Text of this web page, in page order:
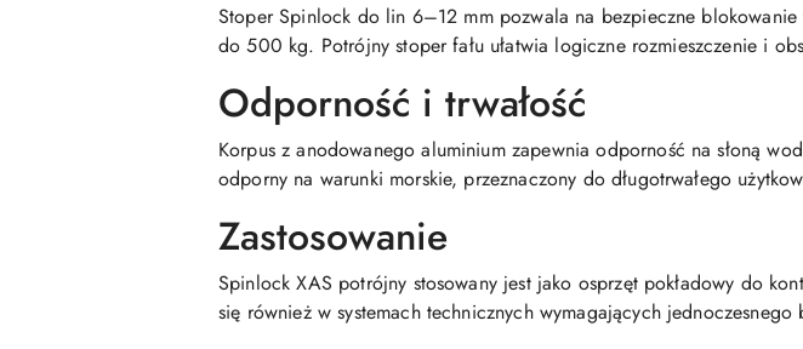
Stoper Spinlock do lin 6–12 mm pozwala na bezpieczne
do 500 kg. Potrójny stoper fału ułatwia logiczne rozmieszczenie i
Odporność i trwałość
Korpus z anodowanego aluminium zapewnia odporność na słoną
odporny na warunki morskie, przeznaczony do długotrwałego
Zastosowanie
Spinlock XAS potrójny stosowany jest jako osprzęt pokładowy do
się również w systemach technicznych wymagających